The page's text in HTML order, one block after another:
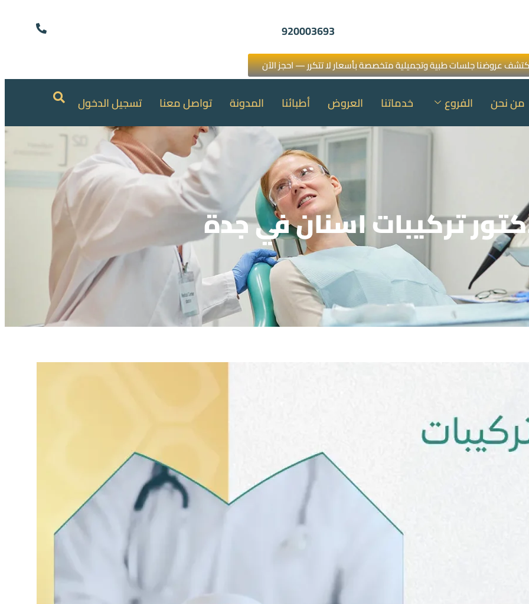
920003693
عروضنا جلسات طبية وتجميلية متخصصة بأسعار لا تتكرر — احجز الآن
من نحن الفروع خدماتنا العروض أطبائنا المدونة تواصل معنا تسجيل الدخول
تركيبات اسنان في جدة